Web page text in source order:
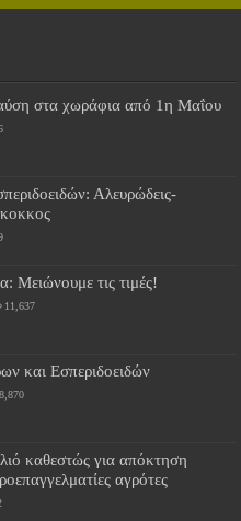
στα χωράφια από 1η Μαΐου
Αλευρώδεις-
Μειώνουμε τις τιμές!
11,637
και Εσπεριδοειδών
8,870
καθεστώς για απόκτηση
αγρότες